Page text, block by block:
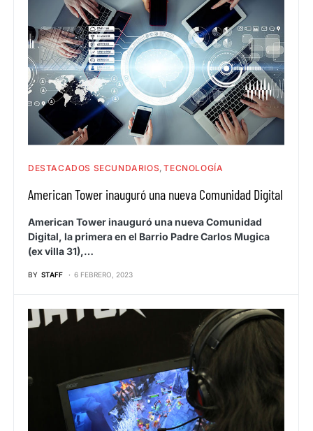
DESTACADOS SECUNDARIOS TECNOLOGÍA
American Tower inauguró una nueva Comunidad Digital
American Tower inauguró una nueva Comunidad
Digital, la primera en el Barrio Padre Carlos Mugica
(ex villa 31),…
BY STAFF 6 FEBRERO, 2023